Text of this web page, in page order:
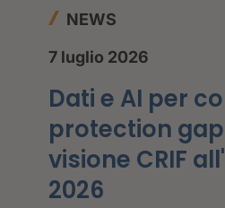
NEWS
7 luglio 2026
Dati e AI per
protection gap
visione CRIF
2026